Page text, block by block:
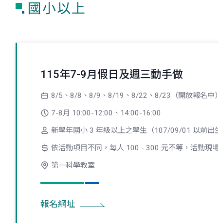
國小以上
115年7-9月假日及週三動手做
8/5、8/8、8/9、8/19、8/22、8/23（開放報名
7-8月 10:00-12:00、14:00-16:00
新學年國小 3 年級以上之學生（107/09/01 以前出
依活動項目不同，每人 100 - 300 元不等，活動現
第一科學教室
報名網址